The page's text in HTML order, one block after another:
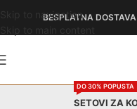
Skip to navigationBESPLATNA DOSTAVA
SETOVI ZA
DO 30% POPUSTA